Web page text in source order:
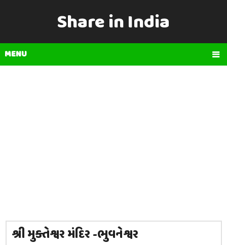
Share in India
MENU
શ્રી મુક્તેશ્વર મંદિર -ભુવનેશ્વર